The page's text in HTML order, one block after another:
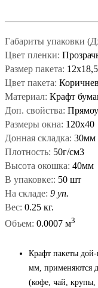
Габариты упаковки
Цвет пленки:
Размер пакета:
Цвет пакета:
Материал: Крафт
Доп. свойства:
Размеры окна: 120х40
Донная складка: 30мм
Плотность: 50г/см3
Высота окошка: 40мм
В упаковке:: 50 шт
На складе: 9 уп.
Вес: 0.25 кг.
Объем: 0.0007 м3
Крафт пакеты дой-
мм, применяются
(кофе, чай, крупы,